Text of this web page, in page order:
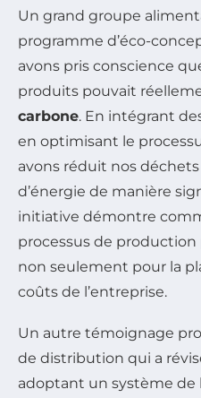
Un grand groupe
programme d’éco-
avons pris conscience
produits pouvait
carbone. En intégrant
en optimisant le
avons réduit nos
d’énergie de manière
initiative démontre
processus de production
non seulement pour la
coûts de l’entreprise.
Un autre témoignage
de distribution qui a
adoptant un système de